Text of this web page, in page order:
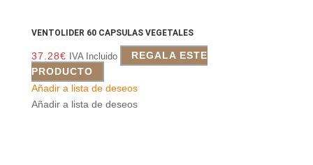
VENTOLIDER 60 CAPSULAS VEGETALES
37.28€ IVA Incluido
REGALA ESTE
PRODUCTO
Añadir a lista de deseos
Añadir a lista de deseos